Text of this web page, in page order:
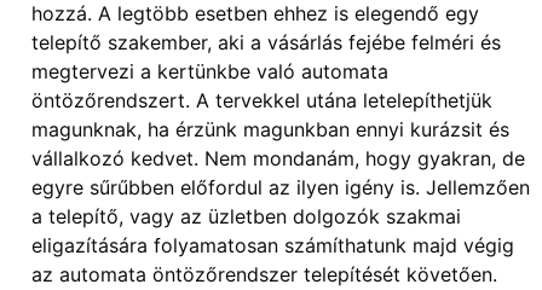
hozzá. A legtöbb esetben ehhez is elegendő egy
telepítő szakember, aki a vásárlás fejébe felméri és
megtervezi a kertünkbe való automata
öntözőrendszert. A tervekkel utána letelepíthetjük
magunknak, ha érzünk magunkban ennyi kurázsit és
vállalkozó kedvet. Nem mondanám, hogy gyakran, de
egyre sűrűbben előfordul az ilyen igény is. Jellemzően
a telepítő, vagy az üzletben dolgozók szakmai
eligazítására folyamatosan számíthatunk majd végig
az automata öntözőrendszer telepítését követően.